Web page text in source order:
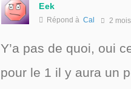
Eek
Répond à Cal 2 mois
Y’a pas de quoi, oui
pour le 1 il y aura un